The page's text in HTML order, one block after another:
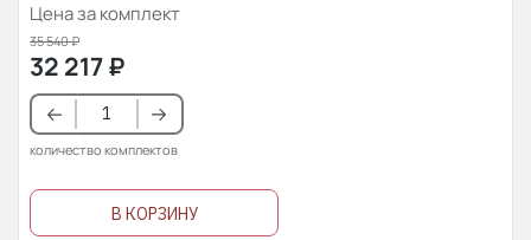
Цена за комплект
35 540₽
32 217₽
количество комплектов
В КОРЗИНУ